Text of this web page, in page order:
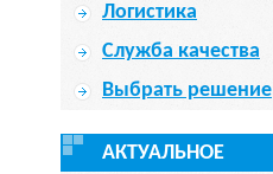
Логистика
Служба качества
Выбрать решение
АКТУАЛЬНОЕ